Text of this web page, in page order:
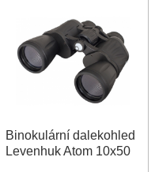
Binokulární dalekohled
Levenhuk Atom 10x50